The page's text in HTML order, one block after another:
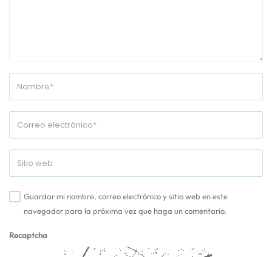
Guardar mi nombre, correo electrónico y sitio web en este
navegador para la próxima vez que haga un comentario.
Recaptcha